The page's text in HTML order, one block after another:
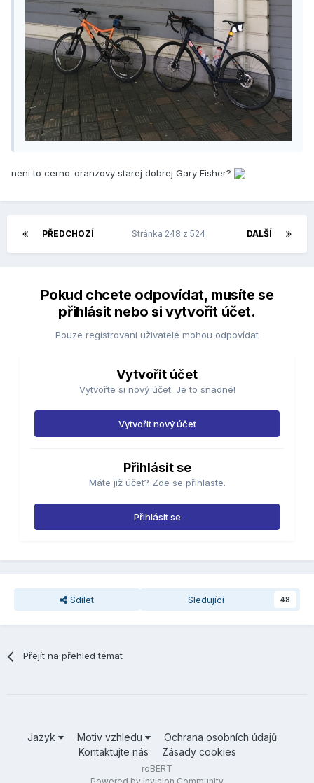
neni to cerno-oranzovy starej dobrej Gary Fisher?
PŘEDCHOZÍ DALŠÍ
Stránka 248 z 524
Pokud chcete odpovídat, musíte se
přihlásit nebo si vytvořit účet.
Pouze registrovaní uživatelé mohou odpovídat
Vytvořit účet
Vytvořte si nový účet. Je to snadné!
Vytvořit nový účet
Přihlásit se
Máte již účet? Zde se přihlaste.
Přihlásit se
Sdílet Sledující 48
Přejít na přehled témat
Jazyk Motiv vzhledu
Ochrana osobních údajů
Kontaktujte nás
Zásady cookies
roBERT